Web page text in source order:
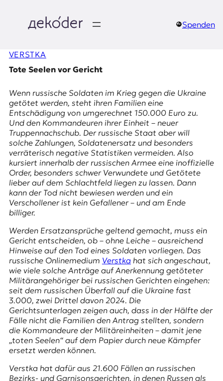
springen
e
k
o
d
e
r
|
D
E
K
O
D
E
R
W
s
Spenden
VERSTKA
Tote Seelen vor Gericht
Wenn russische Soldaten im Krieg gegen die Ukraine
getötet werden, steht ihren Familien eine
Entschädigung von umgerechnet 150.000 Euro zu.
Und den Kommandeuren ihrer Einheit – neuer
Truppennachschub. Der russische Staat aber will
solche Zahlungen, Soldatenersatz und besonders
verräterisch negative Statistiken vermeiden. Also
kursiert innerhalb der russischen Armee eine inoffizielle
Order, besonders schwer Verwundete und Getötete
lieber auf dem Schlachtfeld liegen zu lassen. Dann
kann der Tod nicht bewiesen werden und ein
Verschollener ist kein Gefallener – und am Ende
billiger.
Werden Ersatzansprüche geltend gemacht, muss ein
Gericht entscheiden, ob – ohne Leiche – ausreichend
Hinweise auf den Tod eines Soldaten vorliegen. Das
russische Onlinemedium Verstkahat sich angeschaut,
wie viele solche Anträge auf Anerkennung getöteter
Militärangehöriger bei russischen Gerichten eingehen:
seit dem russischen Überfall auf die Ukraine fast
3.000, zwei Drittel davon 2024. Die
Gerichtsunterlagen zeigen auch, dass in der Hälfte der
Fälle nicht die Familien den Antrag stellten, sondern
die Kommandeure der Militäreinheiten – damit jene
„toten Seelen“auf dem Papier durch neue Kämpfer
ersetzt werden können.
Verstkahat dafür aus 21.600 Fällen an russischen
Bezirks- und Garnisonsgerichten, in denen Russen als